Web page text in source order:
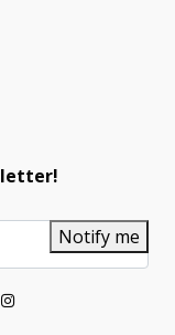
Notify me